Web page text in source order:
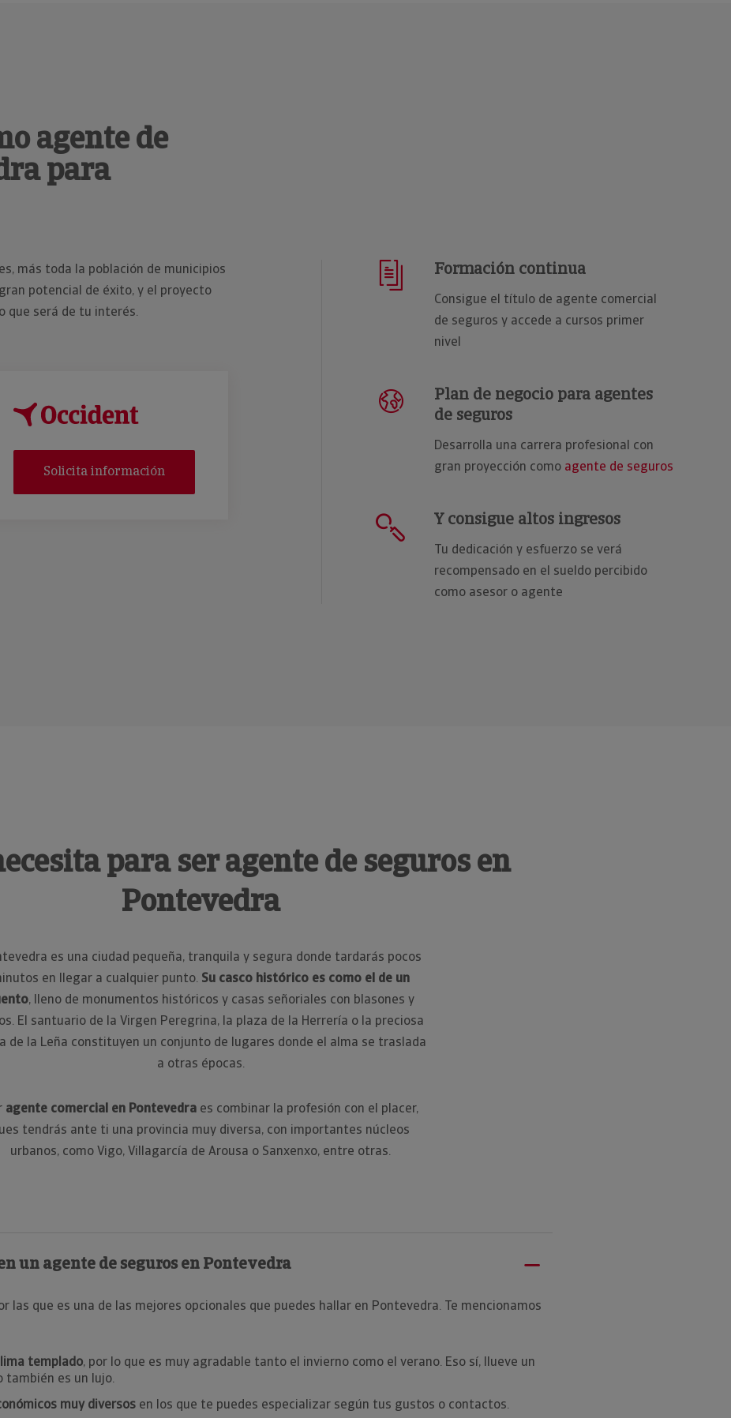
agente de
para
más toda la población de municipios
potencial de éxito, y el proyecto
que será de tu interés.
Solicita información
Formación continua
Consigue el título de agente comercial
de seguros y accede a cursos primer
nivel
Plan de negocio para agentes
de seguros
Desarrolla una carrera profesional con
gran proyección como agente de seguros
Y consigue altos ingresos
Tu dedicación y esfuerzo se verá
recompensado en el sueldo percibido
como asesor o agente
para ser agente de seguros en
Pontevedra
es una ciudad pequeña, tranquila y segura donde tardarás pocos
en llegar a cualquier punto. Su casco histórico es como el de un
, lleno de monumentos históricos y casas señoriales con blasones y
El santuario de la Virgen Peregrina, la plaza de la Herrería o la preciosa
de la Leña constituyen un conjunto de lugares donde el alma se traslada
a otras épocas.
agente comercial en Pontevedraes combinar la profesión con el placer,
tendrás ante ti una provincia muy diversa, con importantes núcleos
urbanos, como Vigo, Villagarcía de Arousa o Sanxenxo, entre otras.
un agente de seguros en Pontevedra
las que es una de las mejores opcionales que puedes hallar en Pontevedra. Te mencionamos
templado, por lo que es muy agradable tanto el invierno como el verano. Eso sí, llueve un
también es un lujo.
muy diversos en los que te puedes especializar según tus gustos o contactos.